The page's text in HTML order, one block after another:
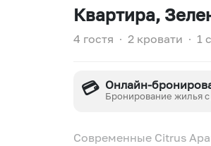
Квартира,
4 гостя ∙ 2 кровати ∙ 1
💳 Онлайн-
Бронирование жилья
Современные Citrus